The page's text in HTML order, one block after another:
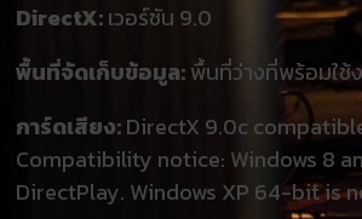
DirectX:เวอร์ชัน 9.0
พื้นที่จัดเก็บข้อมูล:พื้นที่ว่างที่พร้อมใช้
การ์ดเสียง:DirectX 9.0c
Compatibility notice: Windows 8
DirectPlay. Windows XP 64-bit is